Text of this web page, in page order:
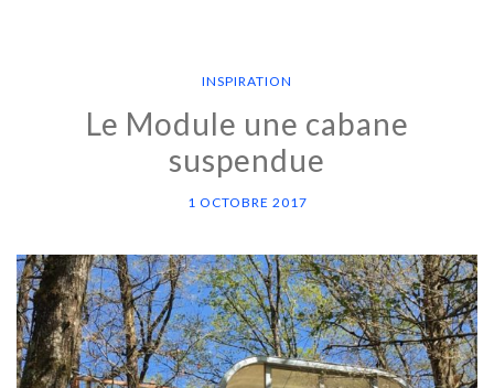
INSPIRATION
Le Module une cabane
suspendue
1 OCTOBRE 2017